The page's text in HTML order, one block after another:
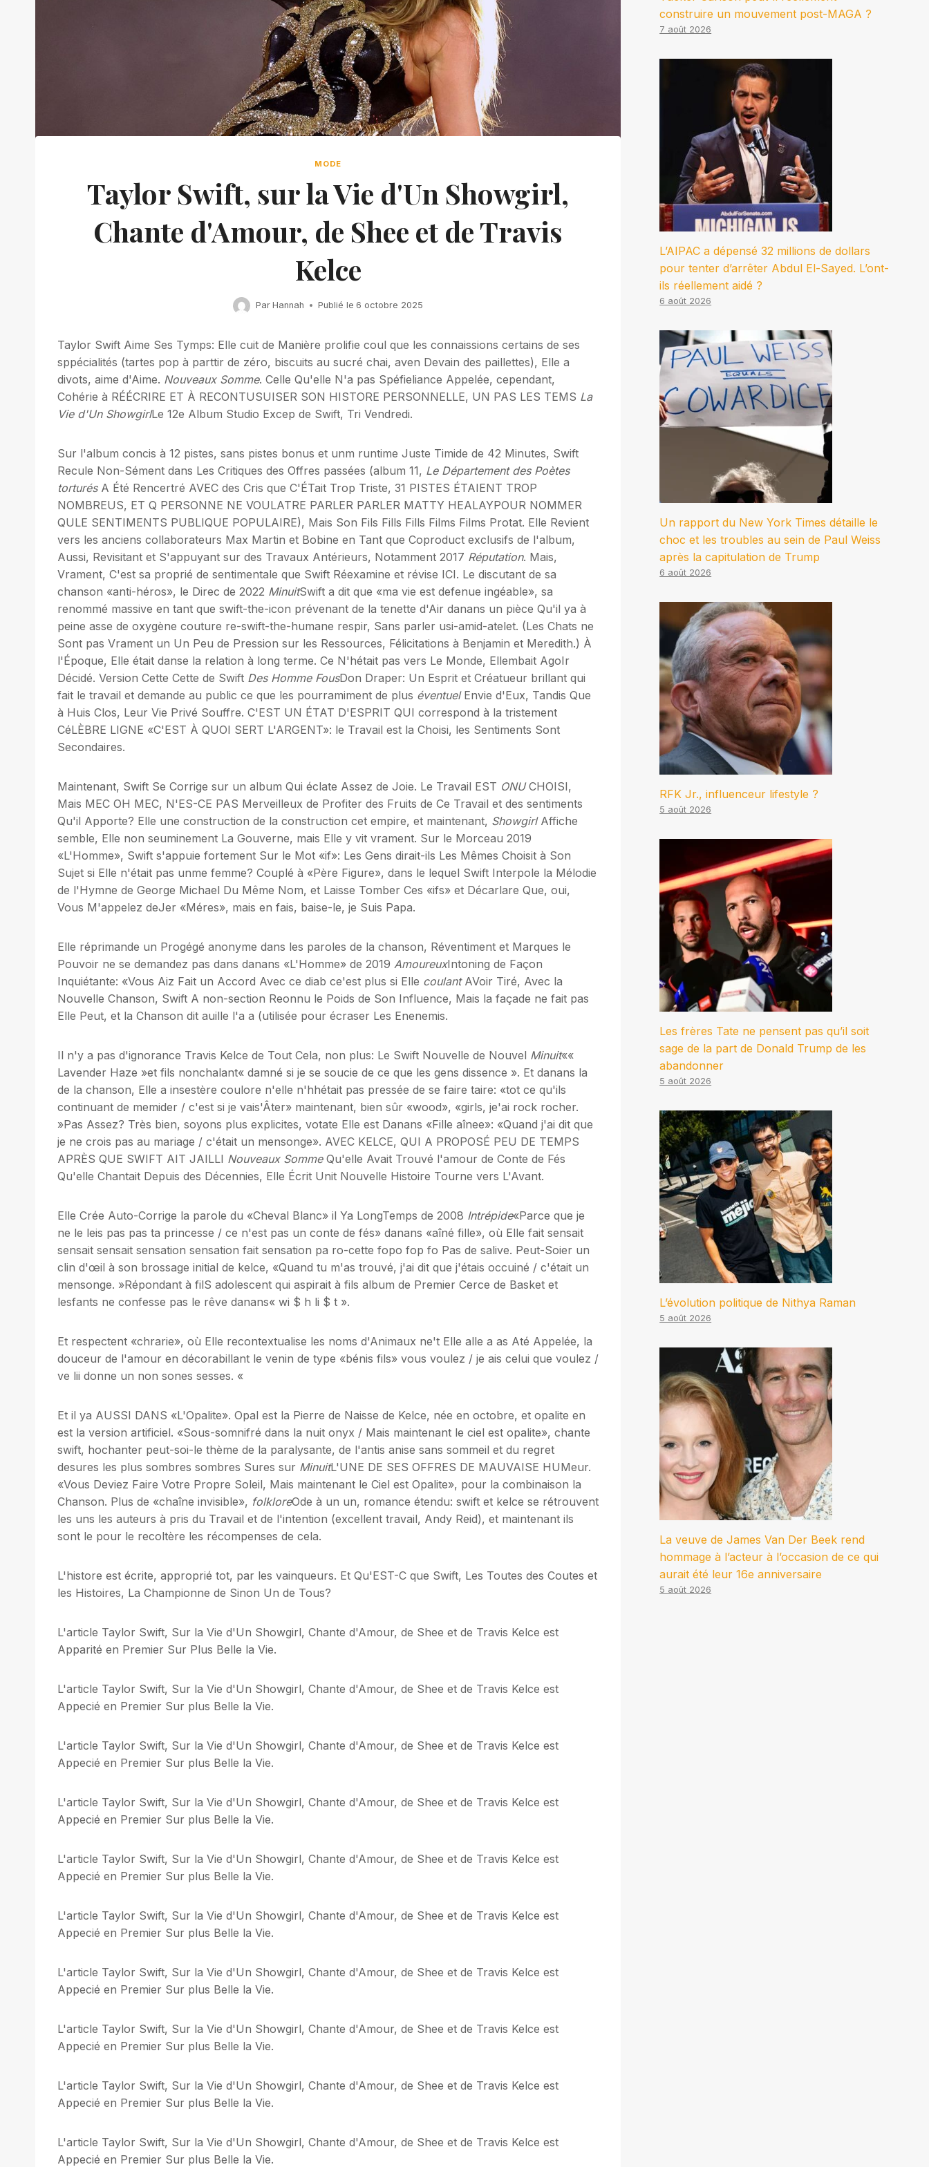
MODE
Taylor Swift, sur la Vie d'Un Showgirl,
Chante d'Amour, de Shee et de Travis
Kelce
Par Hannah Publié le 6 octobre 2025
Taylor Swift Aime Ses Tymps: Elle cuit de Manière prolifie coul que les connaissions certains de ses
sppécialités (tartes pop à parttir de zéro, biscuits au sucré chai, aven Devain des paillettes), Elle a
divots, aime d'Aime. Nouveaux Somme. Celle Qu'elle N'a pas Spéfieliance Appelée, cependant,
Cohérie à RÉÉCRIRE ET À RECONTUSUISER SON HISTORE PERSONNELLE, UN PAS LES TEMS La
Vie d'Un ShowgirlLe 12e Album Studio Excep de Swift, Tri Vendredi.
Sur l'album concis à 12 pistes, sans pistes bonus et unm runtime Juste Timide de 42 Minutes, Swift
Recule Non-Sément dans Les Critiques des Offres passées (album 11, Le Département des Poètes
torturésA Été Rencertré AVEC des Cris que C'ÉTait Trop Triste, 31 PISTES ÉTAIENT TROP
NOMBREUS, ET Q PERSONNE NE VOULATRE PARLER PARLER MATTY HEALAYPOUR NOMMER
QULE SENTIMENTS PUBLIQUE POPULAIRE), Mais Son Fils Fills Fills Films Films Protat. Elle Revient
vers les anciens collaborateurs Max Martin et Bobine en Tant que Coproduct exclusifs de l'album,
Aussi, Revisitant et S'appuyant sur des Travaux Antérieurs, Notamment 2017 Réputation. Mais,
Vrament, C'est sa proprié de sentimentale que Swift Réexamine et révise ICI. Le discutant de sa
chanson «anti-héros», le Direc de 2022 MinuitSwift a dit que «ma vie est defenue ingéable», sa
renommé massive en tant que swift-the-icon prévenant de la tenette d'Air danans un pièce Qu'il ya à
peine asse de oxygène couture re-swift-the-humane respir, Sans parler usi-amid-atelet. (Les Chats ne
Sont pas Vrament un Un Peu de Pression sur les Ressources, Félicitations à Benjamin et Meredith.) À
l'Époque, Elle était danse la relation à long terme. Ce N'hétait pas vers Le Monde, Ellembait AgoIr
Décidé. Version Cette Cette de Swift Des Homme FousDon Draper: Un Esprit et Créatueur brillant qui
fait le travail et demande au public ce que les pourramiment de plus éventuelEnvie d'Eux, Tandis Que
à Huis Clos, Leur Vie Privé Souffre. C'EST UN ÉTAT D'ESPRIT QUI correspond à la tristement
CéLÈBRE LIGNE «C'EST À QUOI SERT L'ARGENT»: le Travail est la Choisi, les Sentiments Sont
Secondaires.
Maintenant, Swift Se Corrige sur un album Qui éclate Assez de Joie. Le Travail EST ONUCHOISI,
Mais MEC OH MEC, N'ES-CE PAS Merveilleux de Profiter des Fruits de Ce Travail et des sentiments
Qu'il Apporte? Elle une construction de la construction cet empire, et maintenant, ShowgirlAffiche
semble, Elle non seuminement La Gouverne, mais Elle y vit vrament. Sur le Morceau 2019
«L'Homme», Swift s'appuie fortement Sur le Mot «if»: Les Gens dirait-ils Les Mêmes Choisit à Son
Sujet si Elle n'était pas unme femme? Couplé à «Père Figure», dans le lequel Swift Interpole la Mélodie
de l'Hymne de George Michael Du Même Nom, et Laisse Tomber Ces «ifs» et Décarlare Que, oui,
Vous M'appelez deJer «Méres», mais en fais, baise-le, je Suis Papa.
Elle réprimande un Progégé anonyme dans les paroles de la chanson, Réventiment et Marques le
Pouvoir ne se demandez pas dans danans «L'Homme» de 2019 AmoureuxIntoning de Façon
Inquiétante: «Vous Aiz Fait un Accord Avec ce diab ce'est plus si Elle coulantAVoir Tiré, Avec la
Nouvelle Chanson, Swift A non-section Reonnu le Poids de Son Influence, Mais la façade ne fait pas
Elle Peut, et la Chanson dit auille l'a a (utilisée pour écraser Les Enenemis.
Il n'y a pas d'ignorance Travis Kelce de Tout Cela, non plus: Le Swift Nouvelle de Nouvel Minuit««
Lavender Haze »et fils nonchalant« damné si je se soucie de ce que les gens dissence ». Et danans la
de la chanson, Elle a insestère coulore n'elle n'hhétait pas pressée de se faire taire: «tot ce qu'ils
continuant de memider / c'est si je vais'Âter» maintenant, bien sûr «wood», «girls, je'ai rock rocher.
»Pas Assez? Très bien, soyons plus explicites, votate Elle est Danans «Fille aînee»: «Quand j'ai dit que
je ne crois pas au mariage / c'était un mensonge». AVEC KELCE, QUI A PROPOSÉ PEU DE TEMPS
APRÈS QUE SWIFT AIT JAILLI Nouveaux SommeQu'elle Avait Trouvé l'amour de Conte de Fés
Qu'elle Chantait Depuis des Décennies, Elle Écrit Unit Nouvelle Histoire Tourne vers L'Avant.
Elle Crée Auto-Corrige la parole du «Cheval Blanc» il Ya LongTemps de 2008 Intrépide«Parce que je
ne le leis pas pas ta princesse / ce n'est pas un conte de fés» danans «aîné fille», où Elle fait sensait
sensait sensait sensation sensation fait sensation pa ro-cette fopo fop fo Pas de salive. Peut-Soier un
clin d'œil à son brossage initial de kelce, «Quand tu m'as trouvé, j'ai dit que j'étais occuiné / c'était un
mensonge. »Répondant à filS adolescent qui aspirait à fils album de Premier Cerce de Basket et
lesfants ne confesse pas le rêve danans« wi $ h li $ t ».
Et respectent «chrarie», où Elle recontextualise les noms d'Animaux ne't Elle alle a as Até Appelée, la
douceur de l'amour en décorabillant le venin de type «bénis fils» vous voulez / je ais celui que voulez /
ve lii donne un non sones sesses. «
Et il ya AUSSI DANS «L'Opalite». Opal est la Pierre de Naisse de Kelce, née en octobre, et opalite en
est la version artificiel. «Sous-somnifré dans la nuit onyx / Mais maintenant le ciel est opalite», chante
swift, hochanter peut-soi-le thème de la paralysante, de l'antis anise sans sommeil et du regret
desures les plus sombres sombres Sures sur MinuitL'UNE DE SES OFFRES DE MAUVAISE HUMeur.
«Vous Deviez Faire Votre Propre Soleil, Mais maintenant le Ciel est Opalite», pour la combinaison la
Chanson. Plus de «chaîne invisible», folkloreOde à un un, romance étendu: swift et kelce se rétrouvent
les uns les auteurs à pris du Travail et de l'intention (excellent travail, Andy Reid), et maintenant ils
sont le pour le recoltère les récompenses de cela.
L'histore est écrite, approprié tot, par les vainqueurs. Et Qu'EST-C que Swift, Les Toutes des Coutes et
les Histoires, La Championne de Sinon Un de Tous?
L'article Taylor Swift, Sur la Vie d'Un Showgirl, Chante d'Amour, de Shee et de Travis Kelce est
Apparité en Premier Sur Plus Belle la Vie.
L'article Taylor Swift, Sur la Vie d'Un Showgirl, Chante d'Amour, de Shee et de Travis Kelce est
Appecié en Premier Sur plus Belle la Vie.
L'article Taylor Swift, Sur la Vie d'Un Showgirl, Chante d'Amour, de Shee et de Travis Kelce est
Appecié en Premier Sur plus Belle la Vie.
L'article Taylor Swift, Sur la Vie d'Un Showgirl, Chante d'Amour, de Shee et de Travis Kelce est
Appecié en Premier Sur plus Belle la Vie.
L'article Taylor Swift, Sur la Vie d'Un Showgirl, Chante d'Amour, de Shee et de Travis Kelce est
Appecié en Premier Sur plus Belle la Vie.
L'article Taylor Swift, Sur la Vie d'Un Showgirl, Chante d'Amour, de Shee et de Travis Kelce est
Appecié en Premier Sur plus Belle la Vie.
L'article Taylor Swift, Sur la Vie d'Un Showgirl, Chante d'Amour, de Shee et de Travis Kelce est
Appecié en Premier Sur plus Belle la Vie.
L'article Taylor Swift, Sur la Vie d'Un Showgirl, Chante d'Amour, de Shee et de Travis Kelce est
Appecié en Premier Sur plus Belle la Vie.
L'article Taylor Swift, Sur la Vie d'Un Showgirl, Chante d'Amour, de Shee et de Travis Kelce est
Appecié en Premier Sur plus Belle la Vie.
L'article Taylor Swift, Sur la Vie d'Un Showgirl, Chante d'Amour, de Shee et de Travis Kelce est
Appecié en Premier Sur plus Belle la Vie.
construire un mouvement post-MAGA ?
7 août 2026
L’AIPAC a dépensé 32 millions de dollars
pour tenter d’arrêter Abdul El-Sayed. L’ont-
ils réellement aidé ?
6 août 2026
Un rapport du New York Times détaille le
choc et les troubles au sein de Paul Weiss
après la capitulation de Trump
6 août 2026
RFK Jr., influenceur lifestyle ?
5 août 2026
Les frères Tate ne pensent pas qu’il soit
sage de la part de Donald Trump de les
abandonner
5 août 2026
L’évolution politique de Nithya Raman
5 août 2026
La veuve de James Van Der Beek rend
hommage à l’acteur à l’occasion de ce qui
aurait été leur 16e anniversaire
5 août 2026